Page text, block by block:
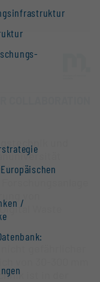
/
und
in der
Waste
gefährlicher
ist in der